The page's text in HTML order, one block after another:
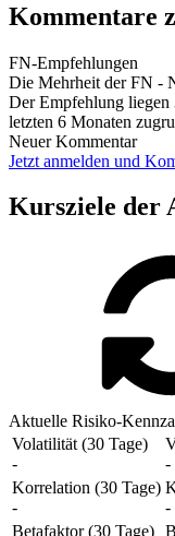
Kommentare
FN-Empfehlungen
Die Mehrheit der FN -
Der Empfehlung liegen
letzten 6 Monaten
Neuer Kommentar
Jetzt anmelden und
Kursziele der
Aktuelle Risiko-
Volatilität (30 Tage)
-
-
Korrelation (30 Tage)
-
-
Betafaktor (30 Tage)